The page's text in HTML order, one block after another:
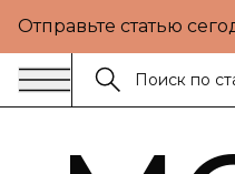
Отправьте статью